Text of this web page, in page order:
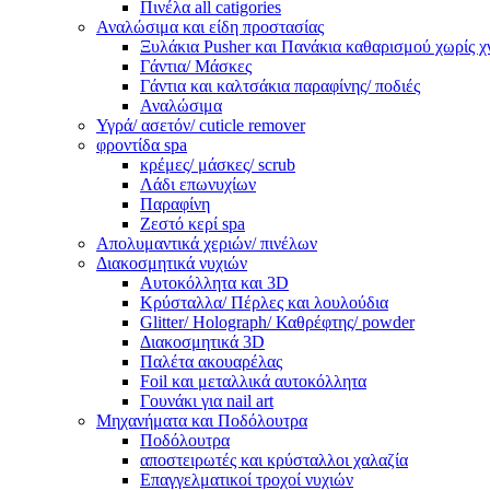
Πινέλα all catigories
Αναλώσιμα και είδη προστασίας
Ξυλάκια Pusher και Πανάκια καθαρισμού χωρίς
Γάντια/ Μάσκες
Γάντια και καλτσάκια παραφίνης/ ποδιές
Αναλώσιμα
Υγρά/ ασετόν/ cuticle remover
φροντίδα spa
κρέμες/ μάσκες/ scrub
Λάδι επωνυχίων
Παραφίνη
Ζεστό κερί spa
Απολυμαντικά χεριών/ πινέλων
Διακοσμητικά νυχιών
Αυτοκόλλητα και 3D
Κρύσταλλα/ Πέρλες και λουλούδια
Glitter/ Holograph/ Καθρέφτης/ powder
Διακοσμητικά 3D
Παλέτα ακουαρέλας
Foil και μεταλλικά αυτοκόλλητα
Γουνάκι για nail art
Μηχανήματα και Ποδόλουτρα
Ποδόλουτρα
αποστειρωτές και κρύσταλλοι χαλαζία
Επαγγελματικοί τροχοί νυχιών